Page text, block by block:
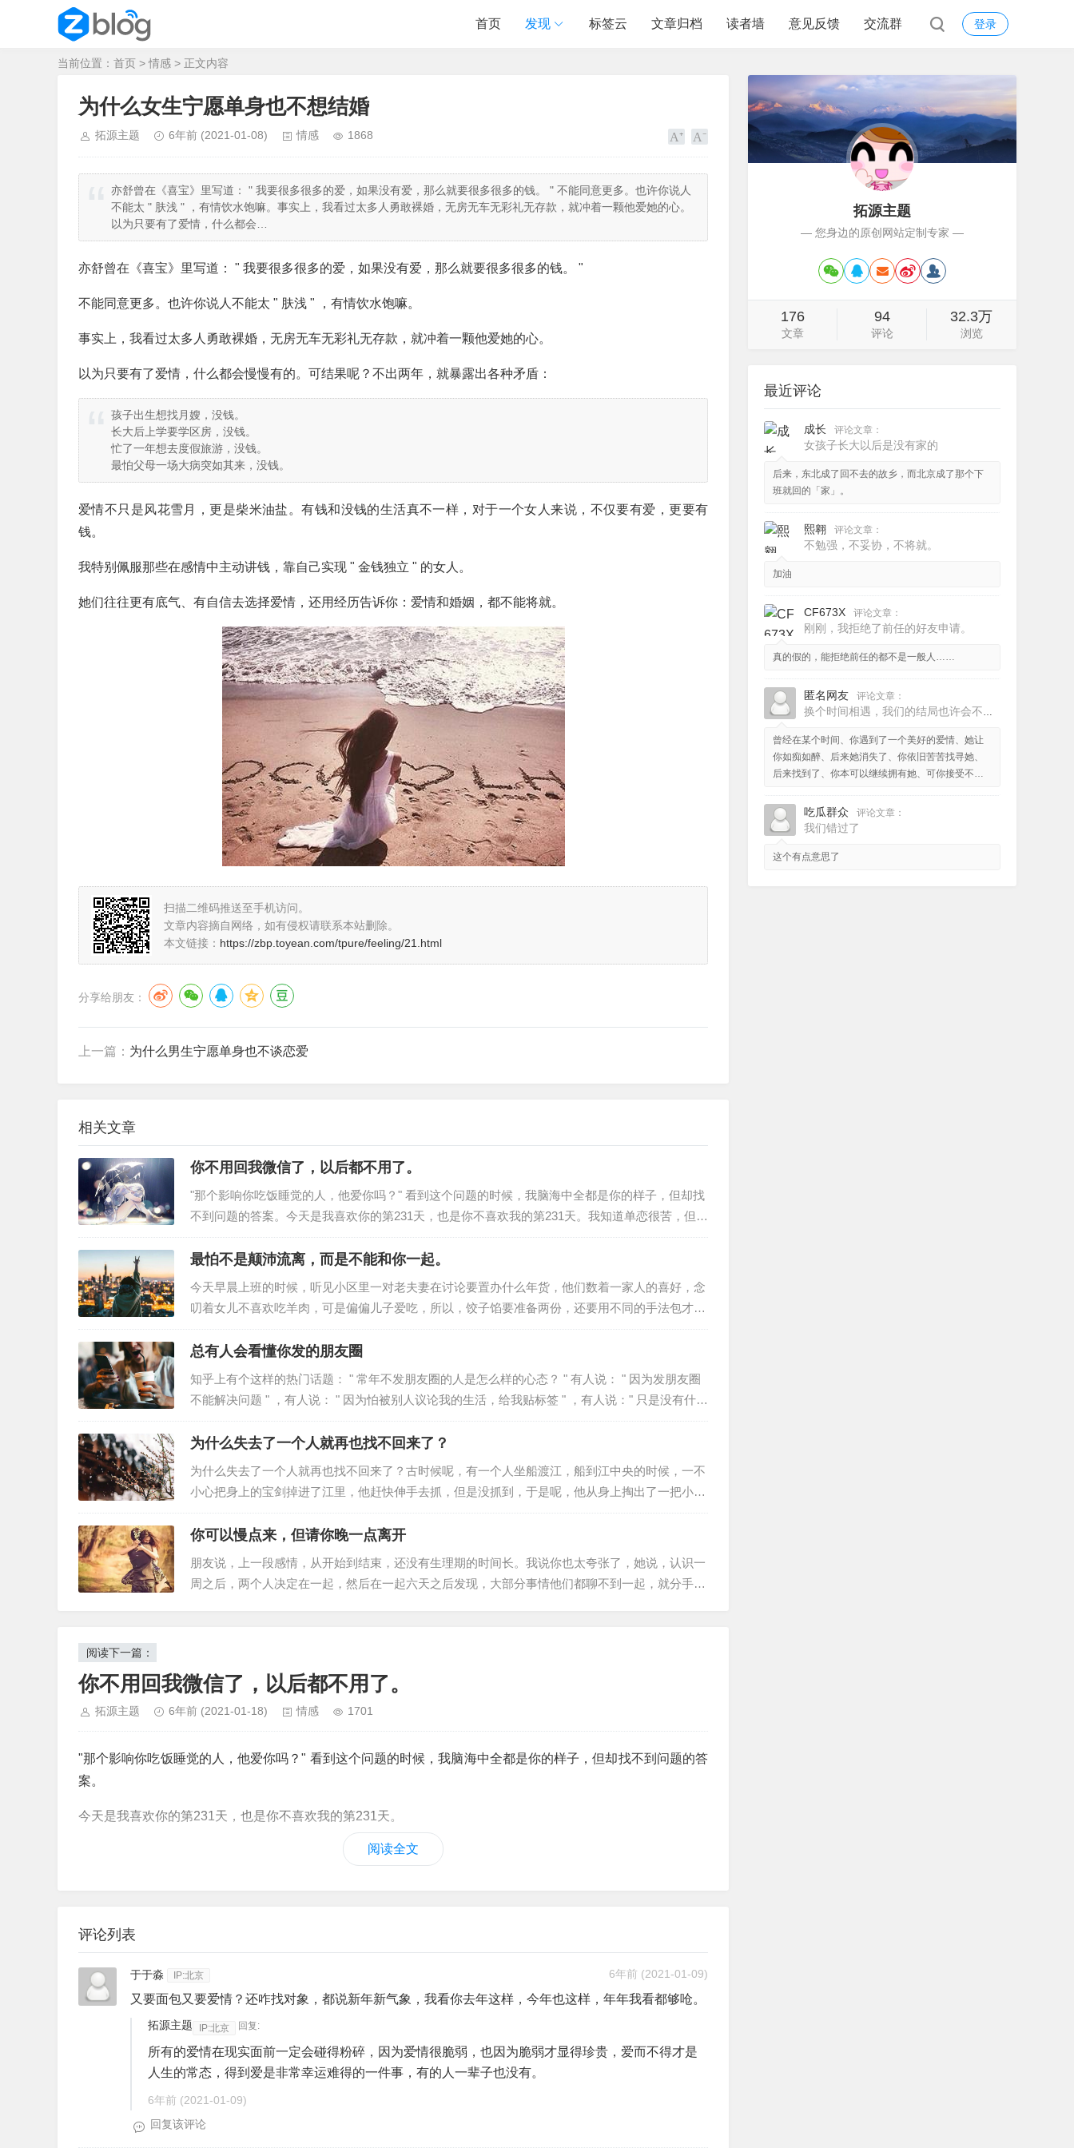
登录
首页 发现 标签云 文章归档 读者墙 意见反馈 交流群
当前位置： 首页 >情感 > 正文内容
为什么女生宁愿单身也不想结婚
拓源主题 6年前 (2021-01-08) 情感 1868
亦舒曾在《喜宝》里写道： " 我要很多很多的爱，如果没有爱，那么就要很多很多的钱。 " 不能同意更多。也许你说人
不能太 " 肤浅 " ，有情饮水饱嘛。事实上，我看过太多人勇敢裸婚，无房无车无彩礼无存款，就冲着一颗他爱她的心。
以为只要有了爱情，什么都会…
亦舒曾在《喜宝》里写道： " 我要很多很多的爱，如果没有爱，那么就要很多很多的钱。 "
不能同意更多。也许你说人不能太 " 肤浅 " ，有情饮水饱嘛。
事实上，我看过太多人勇敢裸婚，无房无车无彩礼无存款，就冲着一颗他爱她的心。
以为只要有了爱情，什么都会慢慢有的。可结果呢？不出两年，就暴露出各种矛盾：
孩子出生想找月嫂，没钱。
长大后上学要学区房，没钱。
忙了一年想去度假旅游，没钱。
最怕父母一场大病突如其来，没钱。
爱情不只是风花雪月，更是柴米油盐。有钱和没钱的生活真不一样，对于一个女人来说，不仅要有爱，更要有
钱。
我特别佩服那些在感情中主动讲钱，靠自己实现 " 金钱独立 " 的女人。
她们往往更有底气、有自信去选择爱情，还用经历告诉你：爱情和婚姻，都不能将就。
扫描二维码推送至手机访问。
文章内容摘自网络，如有侵权请联系本站删除。
本文链接： https://zbp.toyean.com/tpure/feeling/21.html
分享给朋友：
上一篇： 为什么男生宁愿单身也不谈恋爱
相关文章
你不用回我微信了，以后都不用了。
"那个影响你吃饭睡觉的人，他爱你吗？" 看到这个问题的时候，我脑海中全都是你的样子，但却找
不到问题的答案。今天是我喜欢你的第231天，也是你不喜欢我的第231天。我知道单恋很苦，但我
没想到它这么苦。你知道我有多喜欢你吗？我为了了解你的喜好，我把你所有的朋友圈都翻了个
遍；知道你喜欢…
最怕不是颠沛流离，而是不能和你一起。
今天早晨上班的时候，听见小区里一对老夫妻在讨论要置办什么年货，他们数着一家人的喜好，念
叨着女儿不喜欢吃羊肉，可是偏偏儿子爱吃，所以，饺子馅要准备两份，还要用不同的手法包才能
区分，不然孩子们吃错会不开心。 我跟在他们身后，听着他们念叨着这些家常话，鼻子一酸，想
回家。但是因为疫情出现反…
总有人会看懂你发的朋友圈
知乎上有个这样的热门话题： " 常年不发朋友圈的人是怎么样的心态？ " 有人说： " 因为发朋友圈
不能解决问题 " ，有人说： " 因为怕被别人议论我的生活，给我贴标签 " ，有人说：" 只是没有什么
想分享给别人看的 &…
为什么失去了一个人就再也找不回来了？
为什么失去了一个人就再也找不回来了？古时候呢，有一个人坐船渡江，船到江中央的时候，一不
小心把身上的宝剑掉进了江里，他赶快伸手去抓，但是没抓到，于是呢，他从身上掏出了一把小
刀，在船舷上刻了一个记号，并且跟别人说，这个就是我宝剑掉落的地方，所以我要刻上这个记
号，大家都不理解他，但也没有多问。船靠岸之后，…
你可以慢点来，但请你晚一点离开
朋友说，上一段感情，从开始到结束，还没有生理期的时间长。我说你也太夸张了，她说，认识一
周之后，两个人决定在一起，然后在一起六天之后发现，大部分事情他们都聊不到一起，就分手
阅读下一篇：
你不用回我微信了，以后都不用了。
拓源主题 6年前 (2021-01-18) 情感 1701
"那个影响你吃饭睡觉的人，他爱你吗？" 看到这个问题的时候，我脑海中全都是你的样子，但却找不到问题的答
案。
今天是我喜欢你的第231天，也是你不喜欢我的第231天。
阅读全文
评论列表
于于淼 IP:北京 6年前 (2021-01-09)
又要面包又要爱情？还咋找对象，都说新年新气象，我看你去年这样，今年也这样，年年我看都够呛。
拓源主题 IP:北京 回复:
所有的爱情在现实面前一定会碰得粉碎，因为爱情很脆弱，也因为脆弱才显得珍贵，爱而不得才是
人生的常态，得到爱是非常幸运难得的一件事，有的人一辈子也没有。
6年前 (2021-01-09)
回复该评论
拓源主题
— 您身边的原创网站定制专家 —
176
文章
94
评论
32.3万
浏览
最近评论
成长 评论文章：
女孩子长大以后是没有家的
后来，东北成了回不去的故乡，而北京成了那个下
班就回的「家」。
熙翱 评论文章：
不勉强，不妥协，不将就。
加油
CF673X 评论文章：
刚刚，我拒绝了前任的好友申请。
真的假的，能拒绝前任的都不是一般人……
匿名网友
评论文章：
换个时间相遇，我们的结局也许会不一样。
曾经在某个时间、你遇到了一个美好的爱情、她让
你如痴如醉、后来她消失了、你依旧苦苦找寻她、
后来找到了、你本可以继续拥有她、可你接受不了
吃瓜群众 评论文章：
我们错过了
这个有点意思了